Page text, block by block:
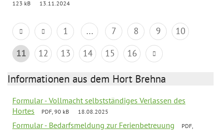
123 kB
13.11.2024
1 ... 7 8 9
10
11
12 13 14 15 16
Informationen aus dem Hort Brehna
Formular - Vollmacht selbstständiges Verlassen des
Hortes
PDF, 90 kB 18.08.2025
Formular - Bedarfsmeldung zur Ferienbetreuung
PDF,